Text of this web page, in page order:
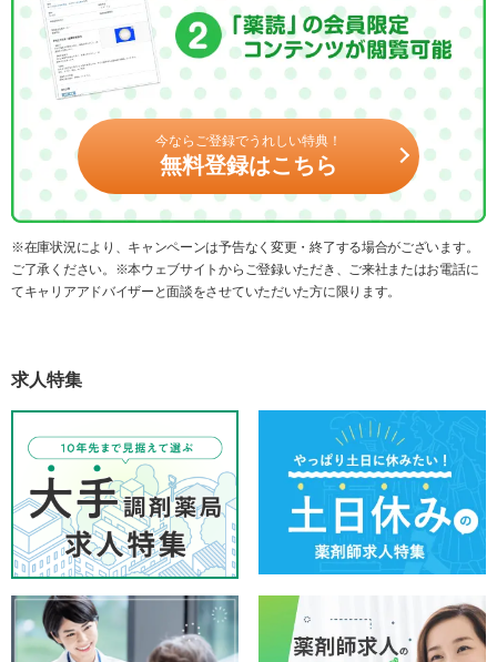
今ならご登録でうれしい特典！
無料登録はこちら
※在庫状況により、キャンペーンは予告なく変更・終了する場合がございます。
ご了承ください。※本ウェブサイトからご登録いただき、ご来社またはお電話に
てキャリアアドバイザーと面談をさせていただいた方に限ります。
求人特集